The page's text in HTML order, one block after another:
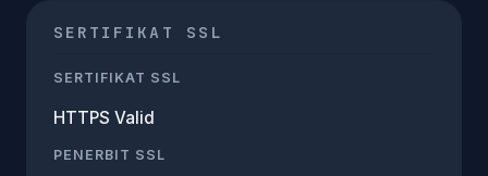
SERTIFIKAT SSL
SERTIFIKAT SSL
HTTPS Valid
PENERBIT SSL